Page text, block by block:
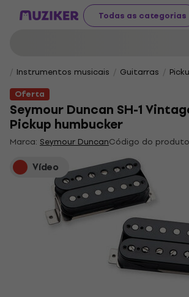
Todas as categorias
Instrumentos musicais Guitarras
Oferta
Seymour Duncan SH-1
Pickup humbucker
Marca: Seymour DuncanCódigo do
Vídeo